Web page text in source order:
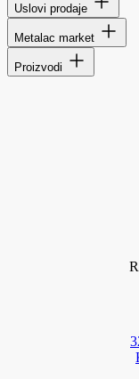
Uslovi prodaje
Metalac market
Proizvodi